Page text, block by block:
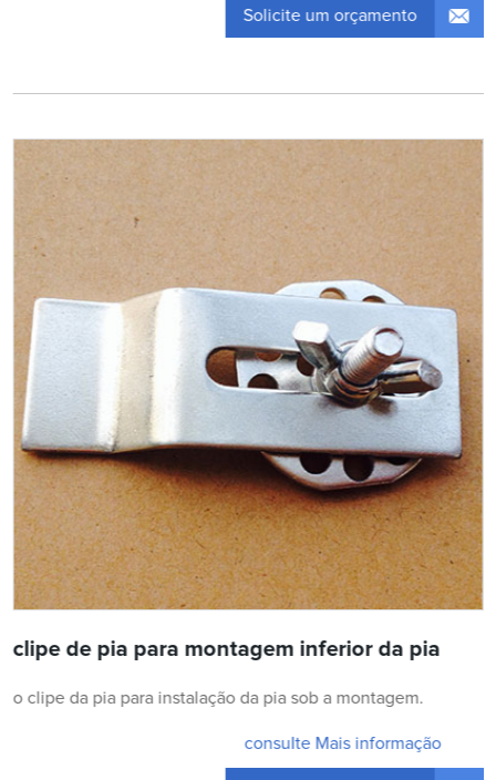
Solicite um orçamento
clipe de pia para montagem inferior da pia
o clipe da pia para instalação da pia sob a montagem.
consulte Mais informação